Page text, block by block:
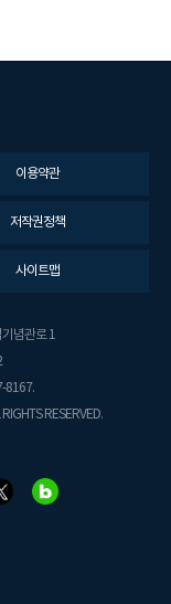
이용약관
저작권정책
사이트맵
념관로 1
8167.
RESERVED.